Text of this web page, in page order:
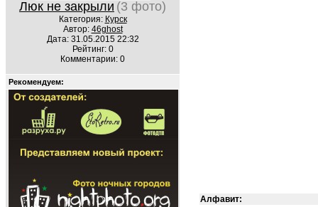
Люк не закрыли (3 фото)
Категория: Курск
Автор: 46ghost
Дата: 31.05.2015 22:32
Рейтинг: 0
Комментарии: 0
Рекомендуем:
Алфавит: